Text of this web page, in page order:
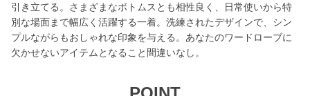
引き立てる。さまざまなボトムスとも相性良く、日常使いから特
別な場面まで幅広く活躍する一着。洗練されたデザインで、シン
プルながらもおしゃれな印象を与える。あなたのワードローブに
欠かせないアイテムとなること間違いなし。